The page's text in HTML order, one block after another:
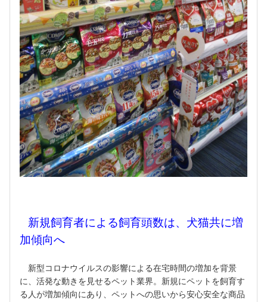
新規飼育者による飼育頭数は、犬猫共に増
加傾向へ
新型コロナウイルスの影響による在宅時間の増加を背景
に、活発な動きを見せるペット業界。新規にペットを飼育す
る人が増加傾向にあり、ペットへの思いから安心安全な商品